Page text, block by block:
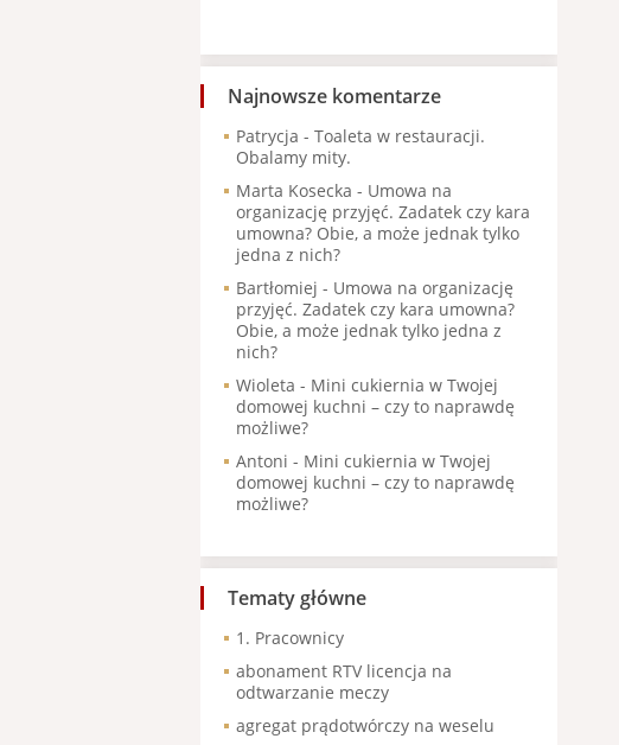
Najnowsze komentarze
Patrycja - Toaleta w restauracji.
Obalamy mity.
Marta Kosecka - Umowa na
organizację przyjęć. Zadatek czy kara
umowna? Obie, a może jednak tylko
jedna z nich?
Bartłomiej - Umowa na organizację
przyjęć. Zadatek czy kara umowna?
Obie, a może jednak tylko jedna z
nich?
Wioleta - Mini cukiernia w Twojej
domowej kuchni – czy to naprawdę
możliwe?
Antoni - Mini cukiernia w Twojej
domowej kuchni – czy to naprawdę
możliwe?
Tematy główne
1. Pracownicy
abonament RTV licencja na
odtwarzanie meczy
agregat prądotwórczy na weselu